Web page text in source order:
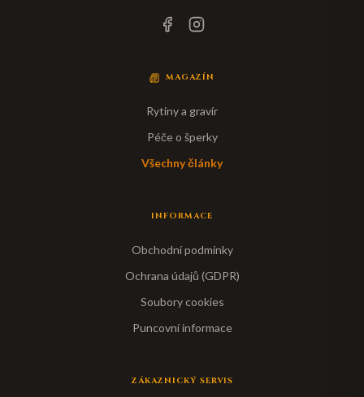
MAGAZÍN
Rytiny a gravír
Péče o šperky
Všechny články
INFORMACE
Obchodní podmínky
Ochrana údajů (GDPR)
Soubory cookies
Puncovní informace
ZÁKAZNICKÝ SERVIS